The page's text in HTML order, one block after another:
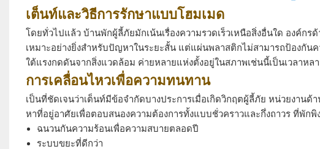
เต็นท์และวิธีการรักษาแบบโฮมเมด
โดยทั่วไปแล้ว บ้านพักผู้ลี้ภัยมักเน้นเรื่องความรวดเร็วเหนือสิ่งอื่นใด องค์ก
เหมาะอย่างยิ่งสำหรับปัญหาในระยะสั้น แต่แผ่นพลาสติกไม่สามารถป้องกัน
ใต้แรงกดดันจากสิ่งแวดล้อม ค่ายหลายแห่งตั้งอยู่ในสภาพเช่นนี้เป็นเวลาห
การเคลื่อนไหวเพื่อความทนทาน
เป็นที่ชัดเจนว่าเต็นท์มีข้อจำกัดบางประการเมื่อเกิดวิกฤตผู้ลี้ภัย หน่วยงาน
หาที่อยู่อาศัยเพื่อตอบสนองความต้องการทั้งแบบชั่วคราวและกึ่งถาวร ที่พักพิ
ฉนวนกันความร้อนเพื่อความสบายตลอดปี
ระบบขยะที่ดีกว่า